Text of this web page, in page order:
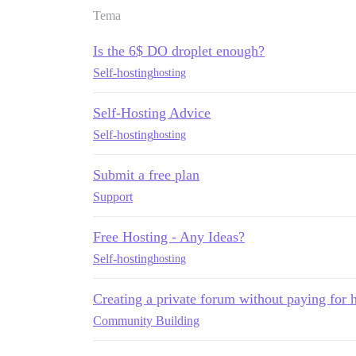
Tema
Is the 6$ DO droplet enough?
Self-hostinghosting
Self-Hosting Advice
Self-hostinghosting
Submit a free plan
Support
Free Hosting - Any Ideas?
Self-hostinghosting
Creating a private forum without paying for
Community Building